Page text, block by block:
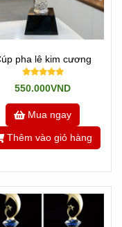
pha lê kim cương
550.000VND
Mua ngay
Thêm vào giỏ hàng